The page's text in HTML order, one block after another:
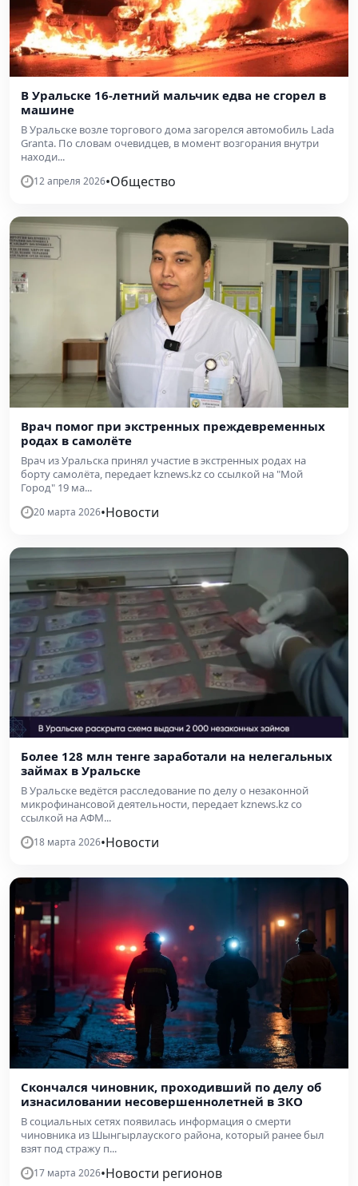
В Уральске 16-летний мальчик едва не сгорел в
машине
В Уральске возле торгового дома загорелся автомобиль Lada
Granta. По словам очевидцев, в момент возгорания внутри
находи...
12 апреля 2026•Общество
Врач помог при экстренных преждевременных
родах в самолёте
Врач из Уральска принял участие в экстренных родах на
борту самолёта, передает kznews.kz со ссылкой на "Мой
Город" 19 ма...
20 марта 2026•Новости
Более 128 млн тенге заработали на нелегальных
займах в Уральске
В Уральске ведётся расследование по делу о незаконной
микрофинансовой деятельности, передает kznews.kz со
ссылкой на АФМ...
18 марта 2026•Новости
Скончался чиновник, проходивший по делу об
изнасиловании несовершеннолетней в ЗКО
В социальных сетях появилась информация о смерти
чиновника из Шынгырлауского района, который ранее был
взят под стражу п...
17 марта 2026•Новости регионов